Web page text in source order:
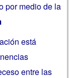
por medio de la
está
entre las